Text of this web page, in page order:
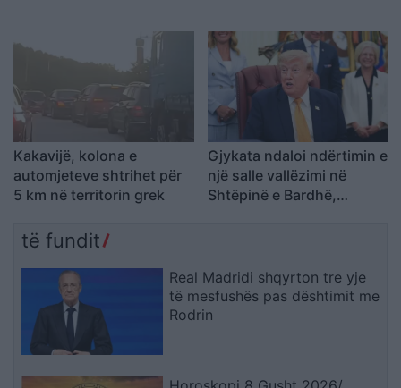
Kakavijë, kolona e
automjeteve shtrihet për
5 km në territorin grek
Gjykata ndaloi ndërtimin e
një salle vallëzimi në
Shtëpinë e Bardhë,
të fundit
Real Madridi shqyrton tre yje
të mesfushës pas dështimit me
Rodrin